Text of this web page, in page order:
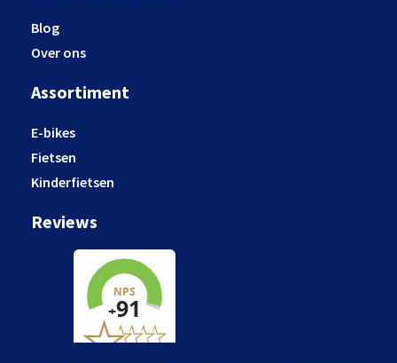
Blog
Over ons
Assortiment
E-bikes
Fietsen
Kinderfietsen
Reviews